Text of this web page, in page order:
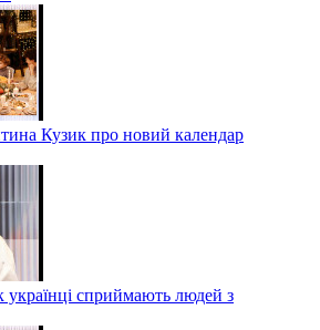
Кузик про новий календар
сприймають людей з